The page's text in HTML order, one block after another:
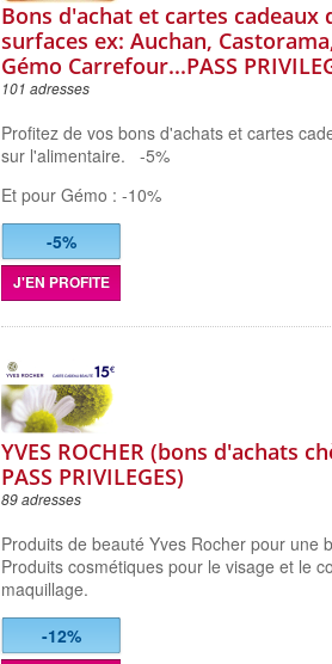
Bons d'achat et cartes cadeaux
surfaces ex: Auchan,
Gémo Carrefour...PASS
101 adresses
Profitez de vos bons d'achats et cartes
sur l'alimentaire. -5%
Et pour Gémo : -10%
-5%
J'EN PROFITE
YVES ROCHER (bons d'achats
PASS PRIVILEGES)
89 adresses
Produits de beauté Yves Rocher pour une
Produits cosmétiques pour le visage et le
maquillage.
-12%